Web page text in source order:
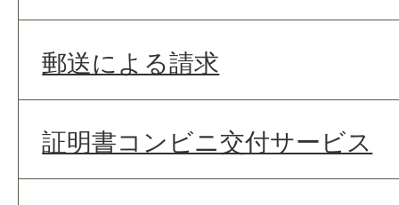
郵送による請求
証明書コンビニ交付サービス